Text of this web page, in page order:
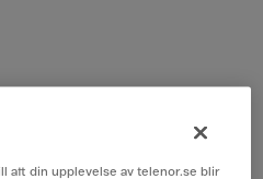
att din upplevelse av telenor.se blir